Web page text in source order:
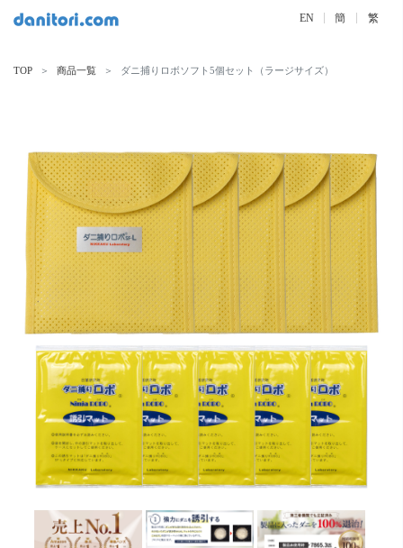
EN 簡 繁
TOP 商品一覧 ダニ捕りロボソフト5個セット（ラージサイズ）